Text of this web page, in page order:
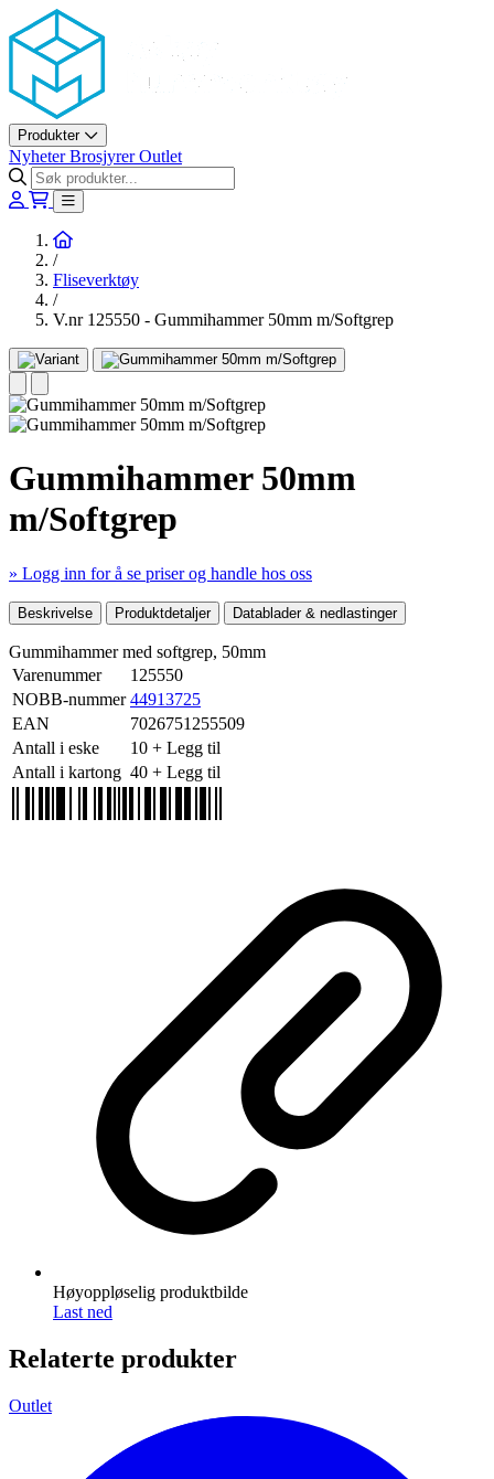
Askøy Murerverktøy AS
Produkter
NyheterBrosjyrerOutlet
Hjem
/
Fliseverktøy
/
V.nr 125550 - Gummihammer 50mm m/Softgrep
Gummihammer 50mm
m/Softgrep
» Logg inn for å se priser og handle hos oss
Mer produktdetaljer
Beskrivelse Produktdetaljer Datablader & nedlastinger
Gummihammer med softgrep, 50mm
Varenummer
125550
NOBB-nummer 44913725
EAN
7026751255509
Antall i eske
10 + Legg til
Antall i kartong 40 + Legg til
Høyoppløselig produktbilde
Last ned
Relaterte produkter
Outlet